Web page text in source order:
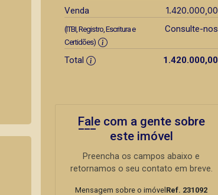
Venda 1.420.000,00
(ITBI, Registro, Escritura e
Certidões)
Consulte-nos
Total 1.420.000,00
Fale com a gente sobre
este imóvel
Preencha os campos abaixo e
retornamos o seu contato em breve.
Mensagem sobre o imóvel Ref. 231092